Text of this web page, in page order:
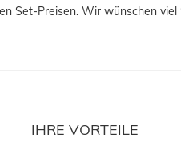
Set-Preisen. Wir wünschen
IHRE VORTEILE